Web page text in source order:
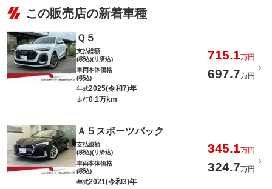
この販売店の新着車種
Ｑ５
支払総額
(税込)(リ済込)
715.1万円
車両本体価格
(税込)
697.7万円
年式2025(令和7)年
走行0.1万km
Ａ５スポーツバック
支払総額
(税込)(リ済込)
345.1万円
車両本体価格
(税込)
324.7万円
年式2021(令和3)年